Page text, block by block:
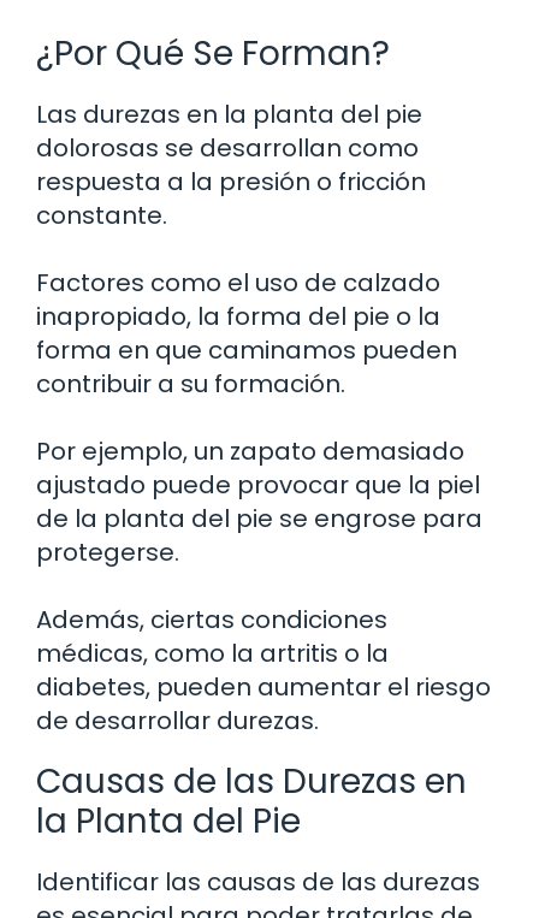
¿Por Qué Se Forman?
Las durezas en la planta del pie
dolorosas se desarrollan como
respuesta a la presión o fricción
constante.
Factores como el uso de calzado
inapropiado, la forma del pie o la
forma en que caminamos pueden
contribuir a su formación.
Por ejemplo, un zapato demasiado
ajustado puede provocar que la piel
de la planta del pie se engrose para
protegerse.
Además, ciertas condiciones
médicas, como la artritis o la
diabetes, pueden aumentar el riesgo
de desarrollar durezas.
Causas de las Durezas en
la Planta del Pie
Identificar las causas de las durezas